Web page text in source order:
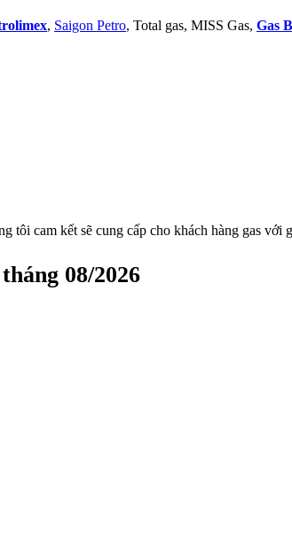
, Saigon Petro, Total gas, MISS Gas, Gas
tôi cam kết sẽ cung cấp cho khách hàng gas với
08/2026